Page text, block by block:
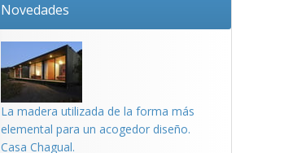
Novedades
La madera utilizada de la forma más
elemental para un acogedor diseño.
Casa Chagual.